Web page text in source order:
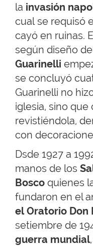
la invasión
cual se requisó
cayó en ruinas.
según diseño
Guarinelli
se concluyó
Guarinelli no
iglesia, sino
revistiéndola,
con
Dsde 1927 a
manos de los
Bosco quienes
fundaron en el
el Oratorio Don
setiembre de
guerra mundial